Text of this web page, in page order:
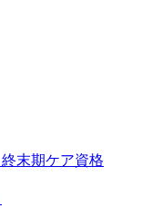
末期ケア資格